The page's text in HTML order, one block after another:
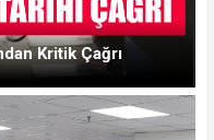
Kritik Çağrı